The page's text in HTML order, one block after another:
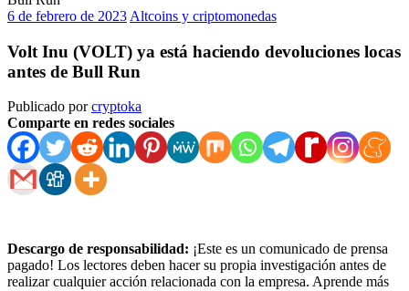
6 de febrero de 2023 Altcoins y criptomonedas
Volt Inu (VOLT) ya está haciendo devoluciones locas
antes de Bull Run
Publicado porcryptoka
Comparte en redes sociales
Descargo de responsabilidad: ¡Este es un comunicado de prensa
pagado! Los lectores deben hacer su propia investigación antes de
realizar cualquier acción relacionada con la empresa. Aprende más